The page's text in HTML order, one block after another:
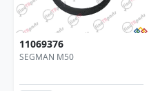
20063060
FREN DİSK BİLYASI(7/8)